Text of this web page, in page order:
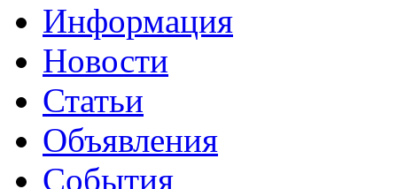
Информация
Новости
Статьи
Объявления
События